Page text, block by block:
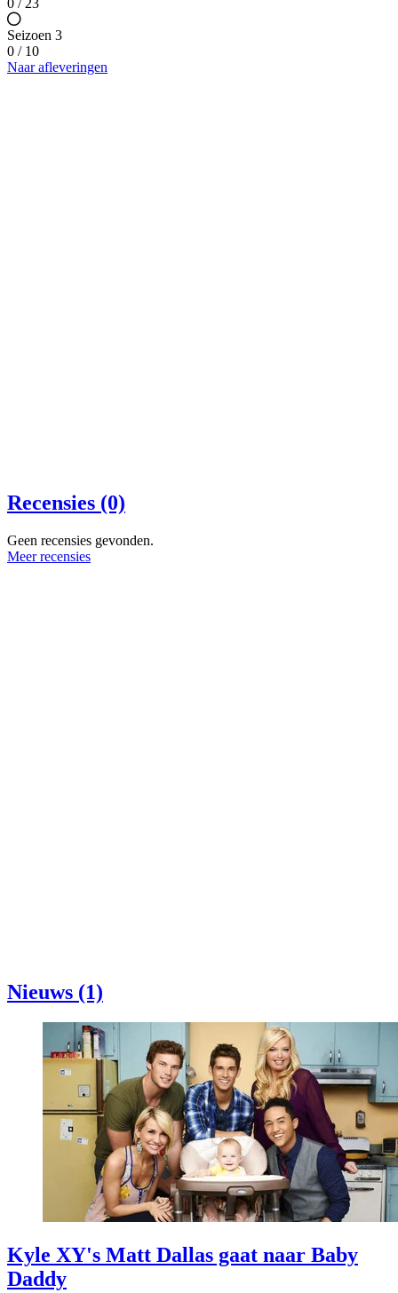
0 / 23
Seizoen 3
0 / 10
Naar afleveringen
Recensies (0)
Geen recensies gevonden.
Meer recensies
Nieuws (1)
Kyle XY's Matt Dallas gaat naar Baby
Daddy